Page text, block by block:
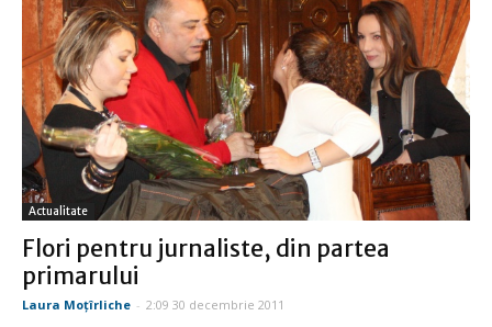
Actualitate
Flori pentru jurnaliste, din partea
primarului
Laura Moţîrliche - 2:09 30 decembrie 2011